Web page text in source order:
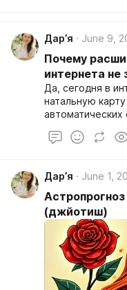
Дар’я June 9,
Почему
интернета не
Да, сегодня в
натальную
автоматических
Дар’я June 1,
(джйотиш)